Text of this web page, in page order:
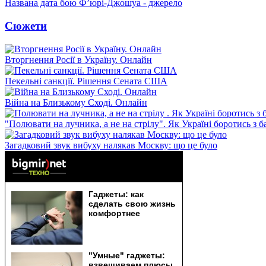
Названа дата бою Ф’юрі-Джошуа - джерело
Сюжети
Вторгнення Росії в Україну. Онлайн
Пекельні санкції. Рішення Сената США
Війна на Близькому Сході. Онлайн
"Полювати на лучника, а не на стрілу". Як Україні боротись з
Загадковий звук вибуху налякав Москву: що це було